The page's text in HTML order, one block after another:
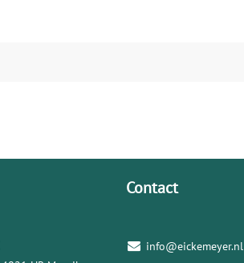
Contact
info@eickemeyer.nl